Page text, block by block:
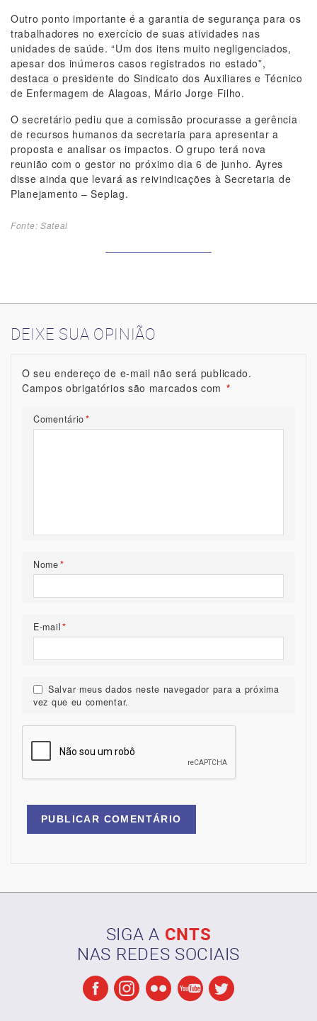
Outro ponto importante é a garantia de segurança para os
trabalhadores no exercício de suas atividades nas
unidades de saúde. “Um dos itens muito negligenciados,
apesar dos inúmeros casos registrados no estado”,
destaca o presidente do Sindicato dos Auxiliares e Técnico
de Enfermagem de Alagoas, Mário Jorge Filho.
O secretário pediu que a comissão procurasse a gerência
de recursos humanos da secretaria para apresentar a
proposta e analisar os impactos. O grupo terá nova
reunião com o gestor no próximo dia 6 de junho. Ayres
disse ainda que levará as reivindicações à Secretaria de
Planejamento – Seplag.
Fonte: Sateal
DEIXE SUA OPINIÃO
O seu endereço de e-mail não será publicado.
Campos obrigatórios são marcados com *
Comentário*
Nome*
E-mail*
Salvar meus dados neste navegador para a próxima
vez que eu comentar.
SIGA A CNTS
NAS REDES SOCIAIS